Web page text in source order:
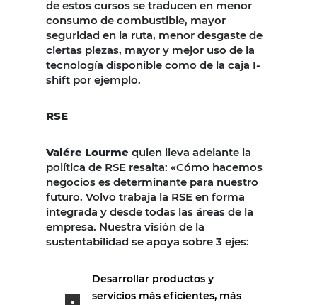
de estos cursos se traducen en menor
consumo de combustible, mayor
seguridad en la ruta, menor desgaste de
ciertas piezas, mayor y mejor uso de la
tecnología disponible como de la caja I-
shift por ejemplo.
RSE
Valére Lourme quien lleva adelante la
política de RSE resalta: «Cómo hacemos
negocios es determinante para nuestro
futuro. Volvo trabaja la RSE en forma
integrada y desde todas las áreas de la
empresa. Nuestra visión de la
sustentabilidad se apoya sobre 3 ejes:
Desarrollar productos y
servicios más eficientes, más